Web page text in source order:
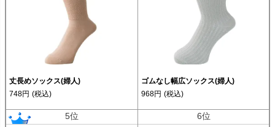
丈長めソックス(婦人)
748円 (税込)
ゴムなし幅広ソックス(婦人)
968円 (税込)
5位 6位